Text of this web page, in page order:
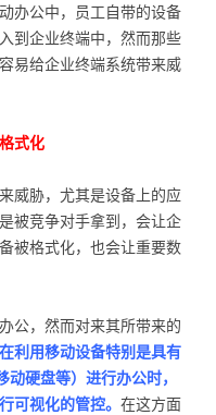
办公中，员工自带的设备
到企业终端中，然而那些
易给企业终端系统带来威
式化
威胁，尤其是设备上的应
被竞争对手拿到，会让企
被格式化，也会让重要数
公，然而对来其所带来的
在利用移动设备特别是具有
硬盘等）进行办公时，
可视化的管控。 在这方面